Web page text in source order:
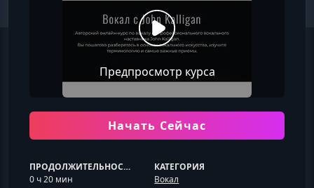
Предпросмотр курса
Начать Сейчас
ПРОДОЛЖИТЕЛЬНОСТЬ
0 ч 20 мин
КАТЕГОРИЯ
Вокал